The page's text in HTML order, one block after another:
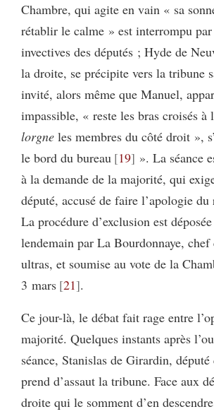
Chambre, qui agite en vain « sa
rétablir le calme » est interrompu
invectives des députés ; Hyde de
la droite, se précipite vers la tribune
invité, alors même que Manuel,
impassible, « reste les bras croisés à
lorgne les membres du côté droit »,
le bord du bureau 19 ». La séance
à la demande de la majorité, qui
député, accusé de faire l’apologie
La procédure d’exclusion est
lendemain par La Bourdonnaye, chef
ultras, et soumise au vote de la
3 mars 21 .
Ce jour-là, le débat fait rage entre
majorité. Quelques instants après
séance, Stanislas de Girardin, député
prend d’assaut la tribune. Face aux
droite qui le somment d’en